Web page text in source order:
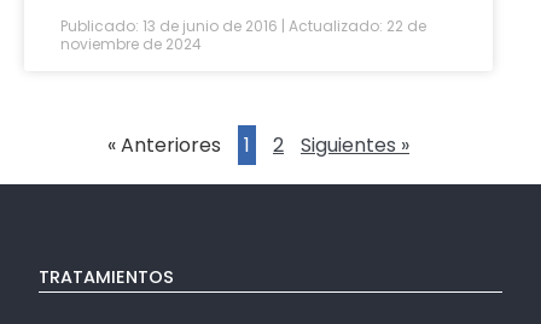
Publicado: 13 de junio de 2016 | Actualizado: 22 de
noviembre de 2024
« Anteriores 1 2 Siguientes »
TRATAMIENTOS